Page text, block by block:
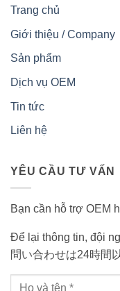
Trang chủ
Giới thiệu / Company
Sản phẩm
Dịch vụ OEM
Tin tức
Liên hệ
YÊU CẦU TƯ VẤN
Bạn cần hỗ trợ OEM
Để lại thông tin, đội
問い合わせは24時間